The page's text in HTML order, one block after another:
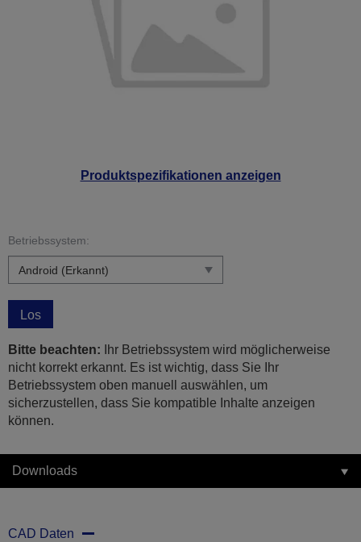
Produktspezifikationen anzeigen
Betriebssystem:
Los
Bitte beachten: Ihr Betriebssystem wird möglicherweise
nicht korrekt erkannt. Es ist wichtig, dass Sie Ihr
Betriebssystem oben manuell auswählen, um
sicherzustellen, dass Sie kompatible Inhalte anzeigen
können.
Downloads
CAD Daten